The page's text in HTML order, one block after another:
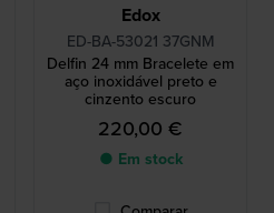
Edox
ED-BA-53021 37GNM
Delfin 24 mm Bracelete em
aço inoxidável preto e
cinzento escuro
220,00 €
● Em stock